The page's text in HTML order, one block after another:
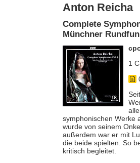
Anton Reicha
Complete
Münchner
1
symphonischen Werke
wurde von seinem
außerdem war er mit
die beide spielten. So
kritisch begleitet.